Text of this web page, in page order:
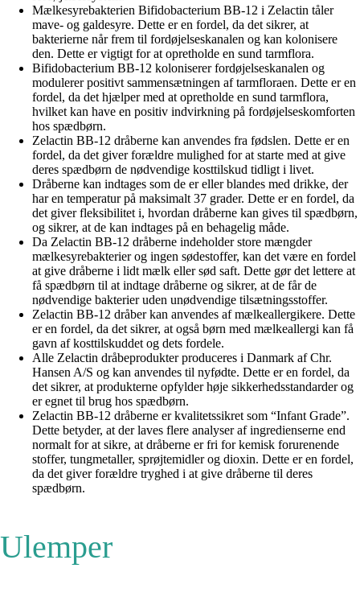
Mælkesyrebakterien Bifidobacterium BB-12 i Zelactin tåler
mave- og galdesyre. Dette er en fordel, da det sikrer, at
bakterierne når frem til fordøjelseskanalen og kan kolonisere
den. Dette er vigtigt for at opretholde en sund tarmflora.
Bifidobacterium BB-12 koloniserer fordøjelseskanalen og
modulerer positivt sammensætningen af tarmfloraen. Dette er en
fordel, da det hjælper med at opretholde en sund tarmflora,
hvilket kan have en positiv indvirkning på fordøjelseskomforten
hos spædbørn.
Zelactin BB-12 dråberne kan anvendes fra fødslen. Dette er en
fordel, da det giver forældre mulighed for at starte med at give
deres spædbørn de nødvendige kosttilskud tidligt i livet.
Dråberne kan indtages som de er eller blandes med drikke, der
har en temperatur på maksimalt 37 grader. Dette er en fordel, da
det giver fleksibilitet i, hvordan dråberne kan gives til spædbørn,
og sikrer, at de kan indtages på en behagelig måde.
Da Zelactin BB-12 dråberne indeholder store mængder
mælkesyrebakterier og ingen sødestoffer, kan det være en fordel
at give dråberne i lidt mælk eller sød saft. Dette gør det lettere at
få spædbørn til at indtage dråberne og sikrer, at de får de
nødvendige bakterier uden unødvendige tilsætningsstoffer.
Zelactin BB-12 dråber kan anvendes af mælkeallergikere. Dette
er en fordel, da det sikrer, at også børn med mælkeallergi kan få
gavn af kosttilskuddet og dets fordele.
Alle Zelactin dråbeprodukter produceres i Danmark af Chr.
Hansen A/S og kan anvendes til nyfødte. Dette er en fordel, da
det sikrer, at produkterne opfylder høje sikkerhedsstandarder og
er egnet til brug hos spædbørn.
Zelactin BB-12 dråberne er kvalitetssikret som “Infant Grade”.
Dette betyder, at der laves flere analyser af ingredienserne end
normalt for at sikre, at dråberne er fri for kemisk forurenende
stoffer, tungmetaller, sprøjtemidler og dioxin. Dette er en fordel,
da det giver forældre tryghed i at give dråberne til deres
spædbørn.
Ulemper